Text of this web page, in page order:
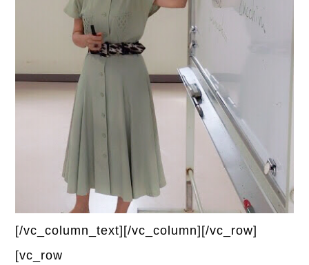
[/vc_column_text][/vc_column][/vc_row]
[vc_row